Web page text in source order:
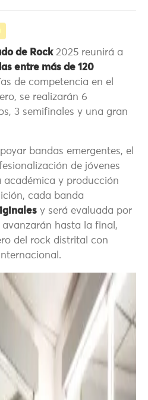
de Rock2025 reunirá a
entre más de 120
de competencia en el
se realizarán 6
3 semifinales y una gran
bandas emergentes, el
de jóvenes
académica y producción
cada banda
y será evaluada por
hasta la final,
del rock distrital con